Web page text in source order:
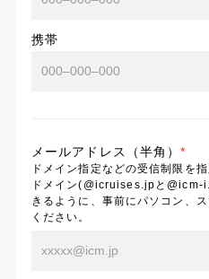
携帯
メールアドレス（半角）*
ドメイン指定などの受信制限を
ドメイン(@icruises.jpと@icm-
きるように、事前にパソコン、
ください。